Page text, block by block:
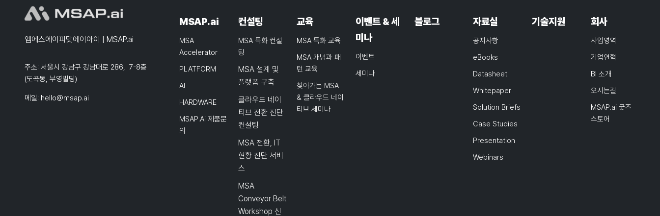
엠에스에이피닷에이아이 | MSAP.ai
주소: 서울시 강남구 강남대로 286, 7-8층
(도곡동, 부영빌딩)
메일: hello@msap.ai
MSAP.ai
MSA
Accelerator
PLATFORM
AI
HARDWARE
MSAP.ai 제품문
의
컨설팅
MSA 특화 컨설
팅
MSA 설계 및
플랫폼 구축
클라우드 네이
티브 전환 진단
컨설팅
MSA 전환, IT
현황 진단 서비
스
MSA
Conveyor Belt
Workshop 신
교육
MSA 특화 교육
MSA 개념과 패
턴 교육
찾아가는 MSA
& 클라우드 네이
티브 세미나
이벤트 & 세
미나
이벤트
세미나
블로그 자료실
공지사항
eBooks
Datasheet
Whitepaper
Solution Briefs
Case Studies
Presentation
Webinars
기술지원 회사
사업영역
기업연혁
BI 소개
오시는길
MSAP.ai 굿즈
스토어